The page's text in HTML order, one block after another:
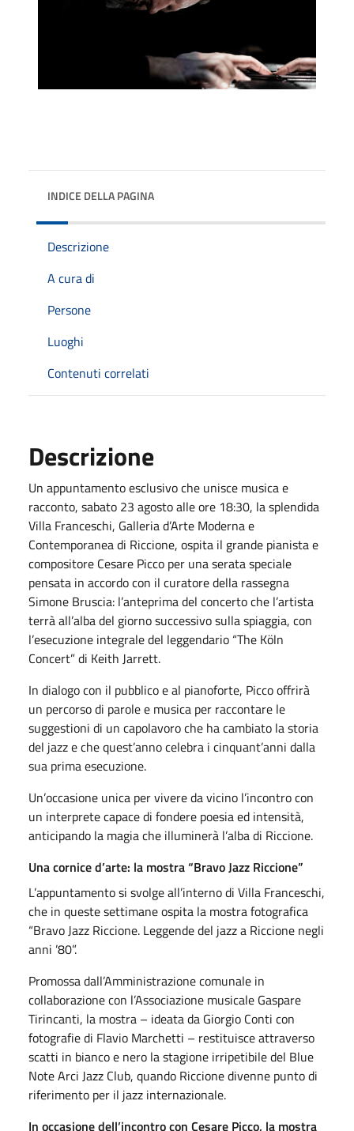
INDICE DELLA PAGINA
Descrizione
A cura di
Persone
Luoghi
Contenuti correlati
Descrizione
Un appuntamento esclusivo che unisce musica e
racconto, sabato 23 agosto alle ore 18:30, la splendida
Villa Franceschi, Galleria d’Arte Moderna e
Contemporanea di Riccione, ospita il grande pianista e
compositore Cesare Picco per una serata speciale
pensata in accordo con il curatore della rassegna
Simone Bruscia: l’anteprima del concerto che l’artista
terrà all’alba del giorno successivo sulla spiaggia, con
l’esecuzione integrale del leggendario “The Köln
Concert” di Keith Jarrett.
In dialogo con il pubblico e al pianoforte, Picco offrirà
un percorso di parole e musica per raccontare le
suggestioni di un capolavoro che ha cambiato la storia
del jazz e che quest’anno celebra i cinquant’anni dalla
sua prima esecuzione.
Un’occasione unica per vivere da vicino l’incontro con
un interprete capace di fondere poesia ed intensità,
anticipando la magia che illuminerà l’alba di Riccione.
Una cornice d’arte: la mostra “Bravo Jazz Riccione”
L’appuntamento si svolge all’interno di Villa Franceschi,
che in queste settimane ospita la mostra fotografica
“Bravo Jazz Riccione. Leggende del jazz a Riccione negli
anni ’80”.
Promossa dall’Amministrazione comunale in
collaborazione con l’Associazione musicale Gaspare
Tirincanti, la mostra – ideata da Giorgio Conti con
fotografie di Flavio Marchetti – restituisce attraverso
scatti in bianco e nero la stagione irripetibile del Blue
Note Arci Jazz Club, quando Riccione divenne punto di
riferimento per il jazz internazionale.
In occasione dell’incontro con Cesare Picco, la mostra